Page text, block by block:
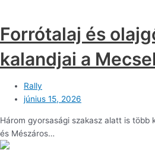
Forrótalaj és
kalandjai a
Rally
június 15, 2026
Három gyorsasági szakasz alatt is több
és Mészáros…